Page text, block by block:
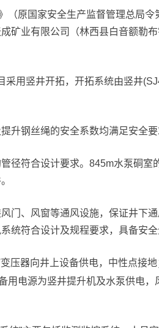
（原国家安全生产监督管理总局令
矿业有限公司（林西县白音额勒
用竖井开拓，开拓系统由竖井
升钢丝绳的安全系数均满足安全要
径符合设计要求。845m水泵硐室
门、风窗等通风设施，保证井下
统符合设计及规程要求，具备安全
压器向井上设备供电，中性点接
用电源为竖井提升机及水泵供电，